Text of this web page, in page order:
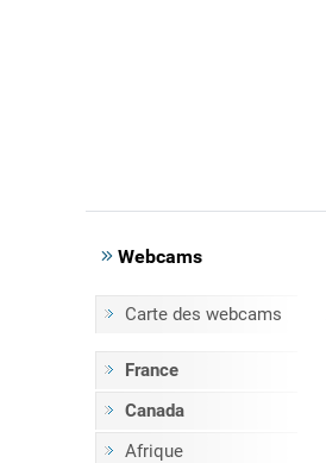
Webcams
Carte des webcams
France
Canada
Afrique